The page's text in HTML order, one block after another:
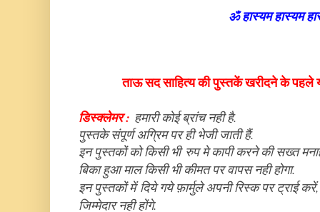
ॐ हास्यम हास्यम
ताऊ सद साहित्य की पुस्तकें खरीदने के
डिस्क्लेमर : हमारी कोई ब्रांच नही है.
पुस्तके संपूर्ण अग्रिम पर ही भेजी जाती हैं.
इन पुस्तकों को किसी भी रुप मे कापी करने की सख्त
बिका हुआ माल किसी भी कीमत पर वापस नही होगा.
इन पुस्तकों मेंदिये गये फ़ार्मुले अपनी रिस्क पर
जिम्मेदार नही होंगे.